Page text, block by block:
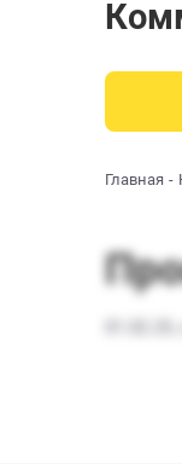
Главная